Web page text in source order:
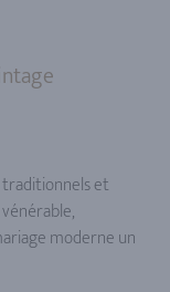
et
moderne un